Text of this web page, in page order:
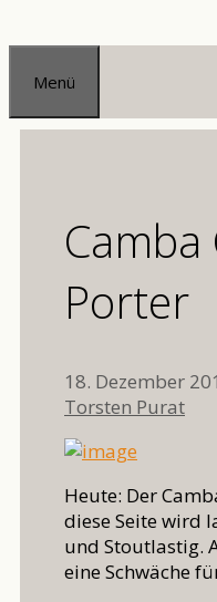
Zum
Inhalt
springen
Menü
Camba
Porter
18. Dezember
Torsten Purat
Heute: Der
diese Seite wird
und Stoutlastig.
eine Schwäche